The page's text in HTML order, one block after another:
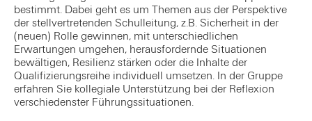
bestimmt. Dabei geht es um Themen aus der Perspektive
der stellvertretenden Schulleitung, z.B. Sicherheit in der
(neuen) Rolle gewinnen, mit unterschiedlichen
Erwartungen umgehen, herausfordernde Situationen
bewältigen, Resilienz stärken oder die Inhalte der
Qualifizierungsreihe individuell umsetzen. In der Gruppe
erfahren Sie kollegiale Unterstützung bei der Reflexion
verschiedenster Führungssituationen.